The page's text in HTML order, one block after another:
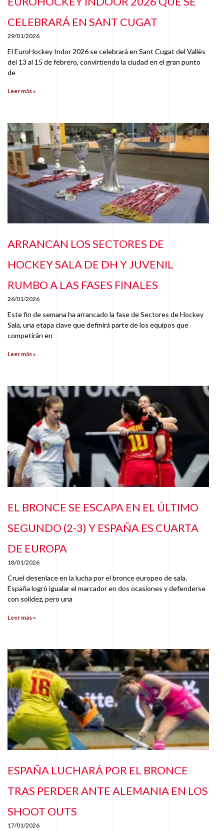
CELEBRARÁ EN SANT CUGAT
29/01/2026
El EuroHockey Indor 2026 se celebrará en Sant Cugat del Vallès
del 13 al 15 de febrero, convirtiendo la ciudad en el gran punto
de
Leer más »
ARRANCAN LOS SECTORES DE
HOCKEY SALA DE DH Y JUVENIL
RUMBO A LAS FASES FINALES
26/01/2026
Este fin de semana ha arrancado la fase de Sectores de Hockey
Sala, una etapa clave que definirá parte de los equipos que
competirán en
Leer más »
EL BRONCE SE ESCAPA EN EL ÚLTIMO
SEGUNDO (2-3) Y ESPAÑA ES CUARTA
DE EUROPA
18/01/2026
Cruel desenlace en la lucha por el bronce europeo de sala.
España logró igualar el marcador en dos ocasiones y defenderse
con solidez, pero una
Leer más »
ESPAÑA LUCHARÁ POR EL BRONCE
TRAS PERDER ANTE ALEMANIA EN LOS
SHOOT OUTS
17/01/2026